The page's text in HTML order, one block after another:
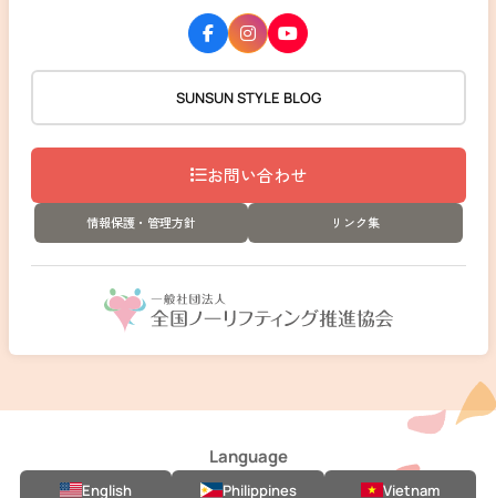
SUNSUN STYLE BLOG
お問い合わせ
情報保護・管理方針 リンク集
Language
English Philippines Vietnam